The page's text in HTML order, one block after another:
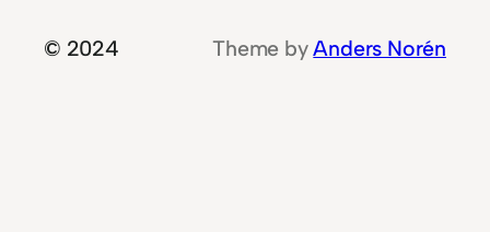
© 2024 Theme byAnders Norén